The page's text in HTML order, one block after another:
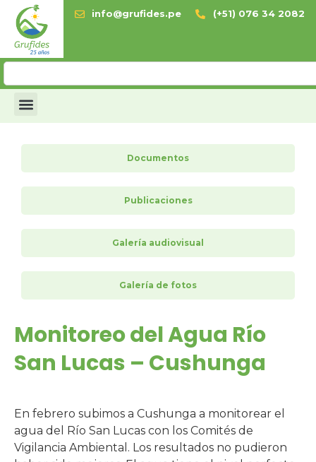
info@grufides.pe (+51) 076 34 2082
Documentos
Publicaciones
Galería audiovisual
Galería de fotos
Monitoreo del Agua Río
San Lucas – Cushunga
En febrero subimos a Cushunga a monitorear el
agua del Río San Lucas con los Comités de
Vigilancia Ambiental. Los resultados no pudieron